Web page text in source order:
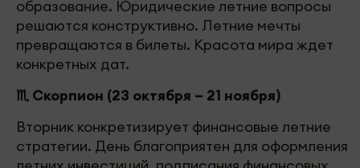
образование. Юридические летние вопросы
решаются конструктивно. Летние мечты
превращаются в билеты. Красота мира ждет
конкретных дат.
♏ Скорпион (23 октября – 21 ноября)
Вторник конкретизирует финансовые летние
стратегии. День благоприятен для оформления